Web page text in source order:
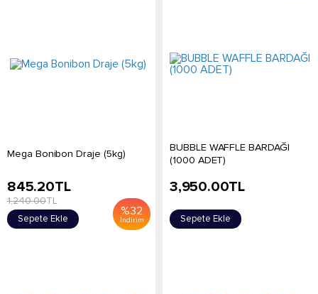
Mega Bonibon Draje (5kg)
%32
İndirim
845.20TL
1,240.00TL
Sepete Ekle
BUBBLE WAFFLE BARDAĞI
(1000 ADET)
3,950.00TL
Sepete Ekle